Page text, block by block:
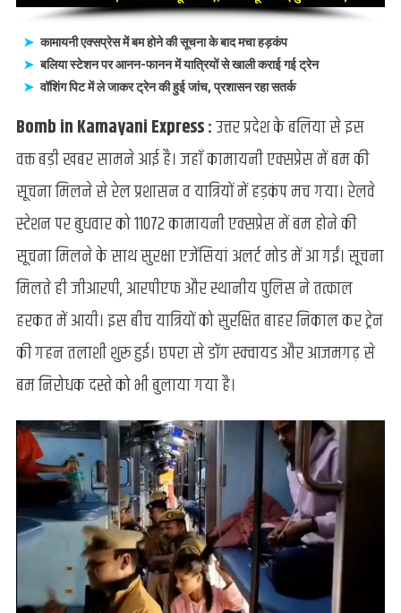
कामायनी एक्सप्रेस में बम होने की सूचना के बाद मचा हड़कंप
बलिया स्टेशन पर आनन-फानन में यात्रियों से खाली कराई गई ट्रेन
वॉशिंग पिट में ले जाकर ट्रेन की हुई जांच, प्रशासन रहा सतर्क
Bomb in Kamayani Express :उत्तर प्रदेश के बलिया से इस
वक्त बड़ी खबर सामने आई है। जहाँ कामायनी एक्सप्रेस में बम की
सूचना मिलने से रेल प्रशासन व यात्रियों में हड़कंप मच गया। रेलवे
स्टेशन पर बुधवार को 11072 कामायनी एक्सप्रेस में बम होने की
सूचना मिलने के साथ सुरक्षा एजेंसियां अलर्ट मोड में आ गईं। सूचना
मिलते ही जीआरपी, आरपीएफ और स्थानीय पुलिस ने तत्काल
हरकत में आयी। इस बीच यात्रियों को सुरक्षित बाहर निकाल कर ट्रेन
की गहन तलाशी शुरू हुई। छपरा से डॉग स्क्वायड और आजमगढ़ से
बम निरोधक दस्ते को भी बुलाया गया है।